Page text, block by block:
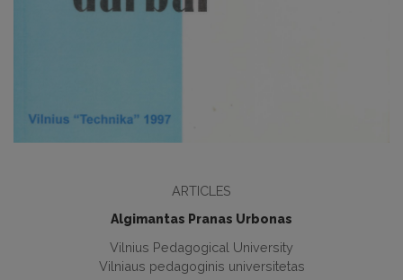
ARTICLES
Algimantas Pranas Urbonas
Vilnius Pedagogical University
Vilniaus pedagoginis universitetas